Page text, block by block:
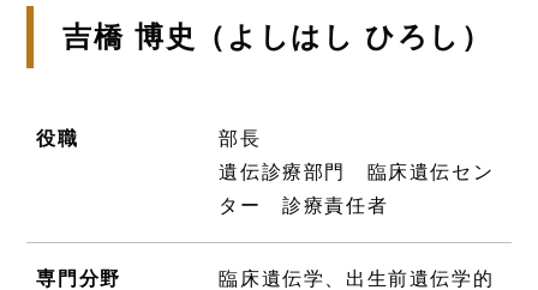
吉橋 博史（よしはし ひろし）
役職
部長
遺伝診療部門 臨床遺伝セン
ター 診療責任者
専門分野
臨床遺伝学、出生前遺伝学的